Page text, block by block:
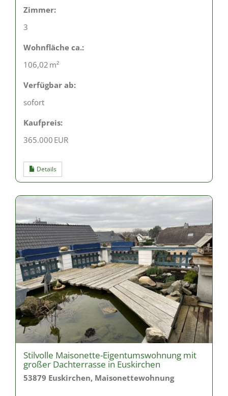
Zimmer:
3
Wohnfläche ca.:
106,02 m²
Verfügbar ab:
sofort
Kaufpreis:
365.000 EUR
Details
Stilvolle Maisonette-Eigentumswohnung mit
großer Dachterrasse in Euskirchen
53879 Euskirchen, Maisonettewohnung